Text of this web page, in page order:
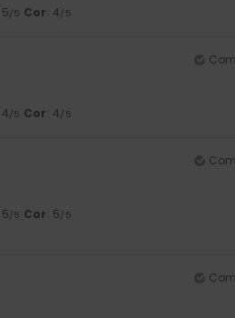
/5 Cor: 4/5
/5 Cor: 4/5
/5 Cor: 5/5